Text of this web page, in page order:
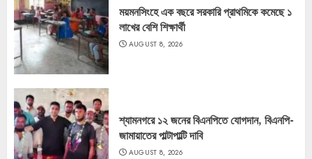
ময়মনসিংহে এক বছরে সরকারি প্রাথমিকে কমেছে ১
লাখের বেশি শিক্ষার্থী
AUGUST 8, 2026
শ্যামনগরে ১২ জনের বিএনপিতে যোগদান, বিএনপি-
জামায়াতের পাল্টাপাল্টি দাবি
AUGUST 8, 2026